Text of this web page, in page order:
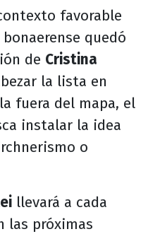
favorable
bonaerense quedó
de Cristina
la lista en
fuera del mapa, el
instalar la idea
o
llevará a cada
las próximas